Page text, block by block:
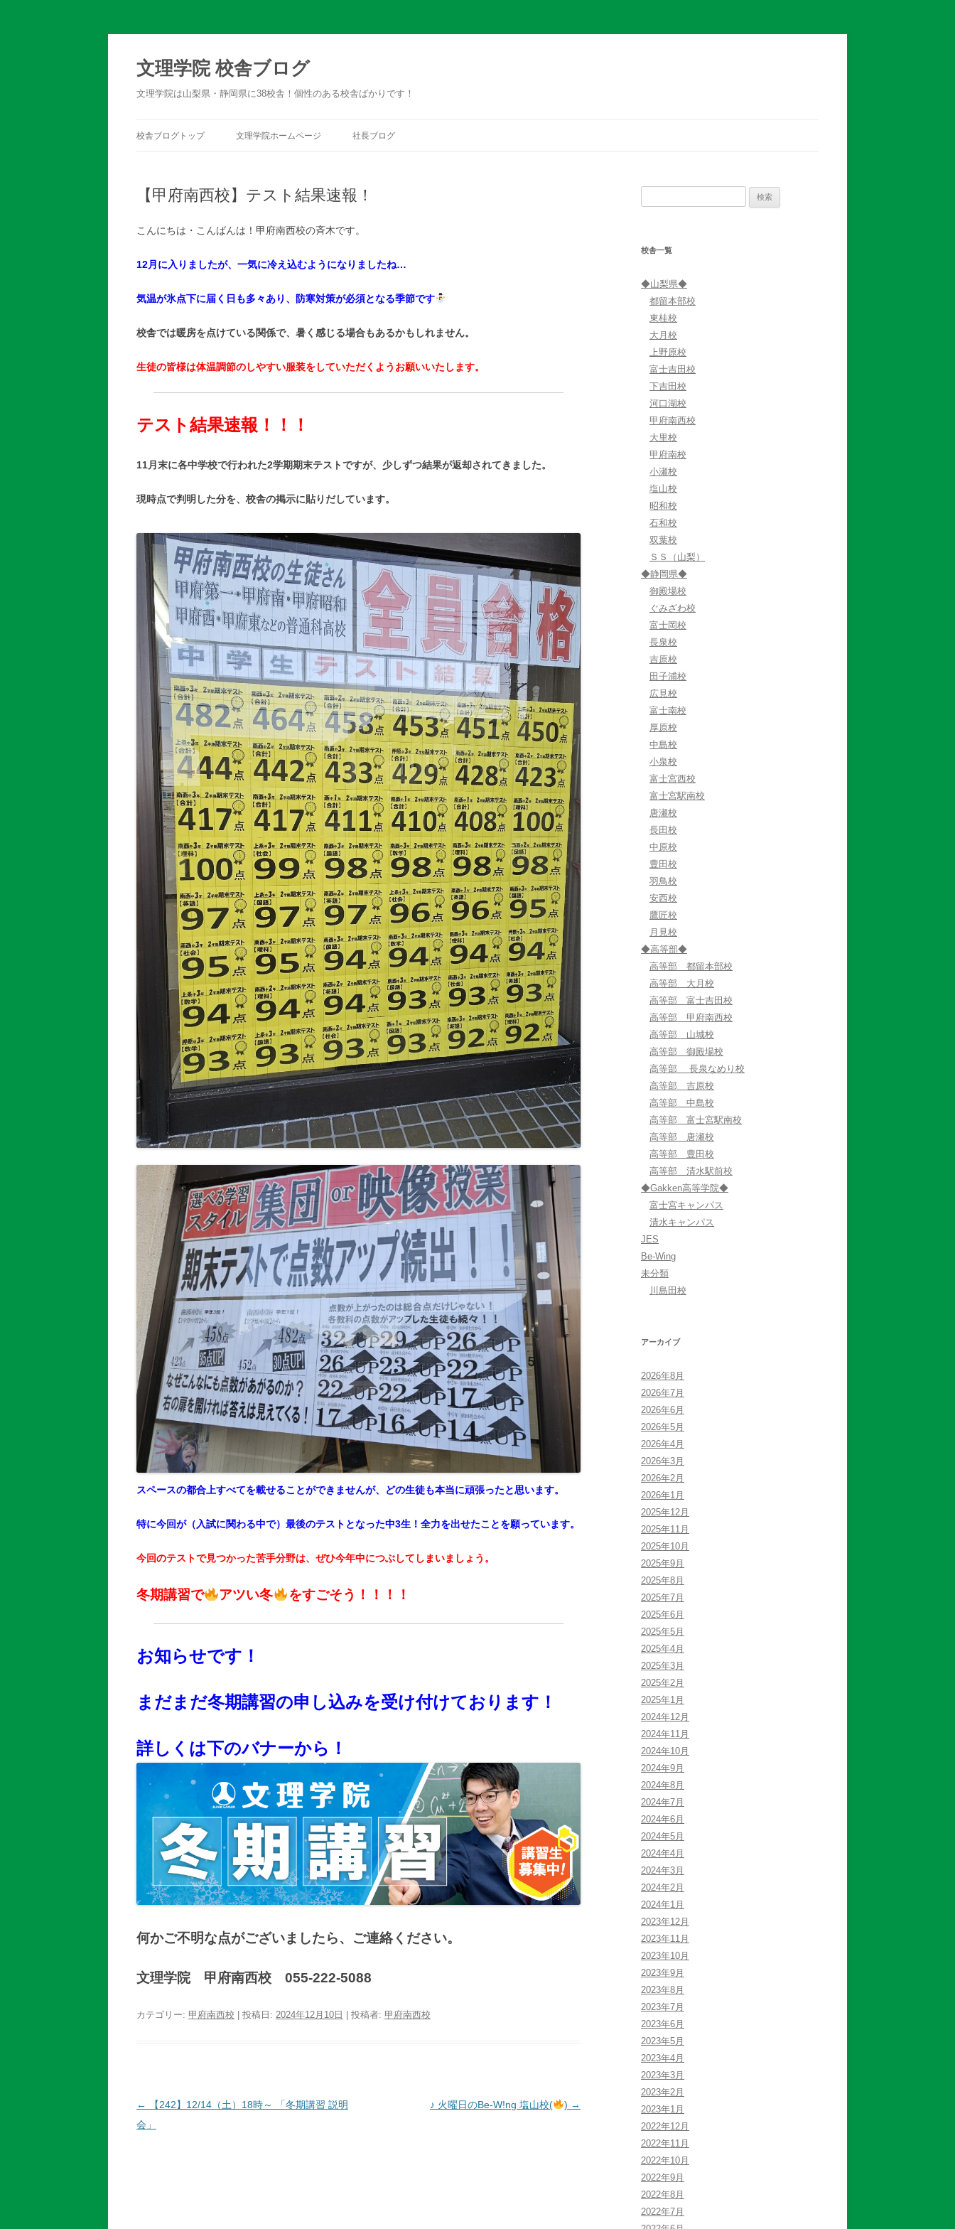
文理学院 校舎ブログ
文理学院は山梨県・静岡県に38校舎！個性のある校舎ばかりです！
校舎ブログトップ 文理学院ホームページ 社長ブログ
【甲府南西校】テスト結果速報！
こんにちは・こんばんは！甲府南西校の斉木です。
12月に入りましたが、一気に冷え込むようになりましたね…
気温が氷点下に届く日も多々あり、防寒対策が必須となる季節です
校舎では暖房を点けている関係で、暑く感じる場合もあるかもしれません。
生徒の皆様は体温調節のしやすい服装をしていただくようお願いいたします。
テスト結果速報！！！
11月末に各中学校で行われた2学期期末テストですが、少しずつ結果が返却されてきました。
現時点で判明した分を、校舎の掲示に貼りだしています。
スペースの都合上すべてを載せることができませんが、どの生徒も本当に頑張ったと思います。
特に今回が（入試に関わる中で）最後のテストとなった中3生！全力を出せたことを願っています。
今回のテストで見つかった苦手分野は、ぜひ今年中につぶしてしまいましょう。
冬期講習で アツい冬 をすごそう！！！！
お知らせです！
まだまだ冬期講習の申し込みを受け付けております！
詳しくは下のバナーから！
何かご不明な点がございましたら、ご連絡ください。
文理学院 甲府南西校 055-222-5088
カテゴリー: 甲府南西校 | 投稿日: 2024年12月10日 投稿者: 甲府南西校
投
稿
←
【242】12/14（土）18時～ 「冬期講習 説明
会」
♪ 火曜日のBe-W!ng 塩山校( ) →
校舎一覧
◆山梨県◆
都留本部校
東桂校
大月校
上野原校
富士吉田校
下吉田校
河口湖校
甲府南西校
大里校
甲府南校
小瀬校
塩山校
昭和校
石和校
双葉校
ＳＳ（山梨）
◆静岡県◆
御殿場校
ぐみざわ校
富士岡校
長泉校
吉原校
田子浦校
広見校
富士南校
厚原校
中島校
小泉校
富士宮西校
富士宮駅南校
唐瀬校
長田校
中原校
豊田校
羽鳥校
安西校
鷹匠校
月見校
◆高等部◆
高等部 都留本部校
高等部 大月校
高等部 富士吉田校
高等部 甲府南西校
高等部 山城校
高等部 御殿場校
高等部 長泉なめり校
高等部 吉原校
高等部 中島校
高等部 富士宮駅南校
高等部 唐瀬校
高等部 豊田校
高等部 清水駅前校
◆Gakken高等学院◆
富士宮キャンパス
清水キャンパス
JES
Be-Wing
未分類
川島田校
アーカイブ
2026年8月
2026年7月
2026年6月
2026年5月
2026年4月
2026年3月
2026年2月
2026年1月
2025年12月
2025年11月
2025年10月
2025年9月
2025年8月
2025年7月
2025年6月
2025年5月
2025年4月
2025年3月
2025年2月
2025年1月
2024年12月
2024年11月
2024年10月
2024年9月
2024年8月
2024年7月
2024年6月
2024年5月
2024年4月
2024年3月
2024年2月
2024年1月
2023年12月
2023年11月
2023年10月
2023年9月
2023年8月
2023年7月
2023年6月
2023年5月
2023年4月
2023年3月
2023年2月
2023年1月
2022年12月
2022年11月
2022年10月
2022年9月
2022年8月
2022年7月